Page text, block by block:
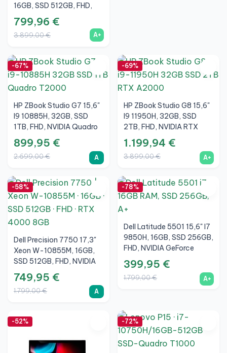
16GB, SSD 512GB, FHD,
AMD Radeon RX540 4GB,
A+
799,96 €
3.899,00 € A+
-67%
HP ZBook Studio G7 15,6"
I9 10885H, 32GB, SSD
1TB, FHD, NVIDIA Quadro
T2000 Max-Q 4GB, A
899,95 €
2.699,00 € A
-69%
HP ZBook Studio G8 15,6"
I9 11950H, 32GB, SSD
2TB, FHD, NVIDIA RTX
A2000 4GB, A+
1.199,94 €
3.899,00 € A+
-58%
Dell Precision 7750 17,3"
Xeon W-10855M, 16GB,
SSD 512GB, FHD, NVIDIA
Quadro RTX 4000 8GB, A
749,95 €
1.799,00 € A
-78%
Dell Latitude 5501 15,6" I7
9850H, 16GB, SSD 256GB,
FHD, NVIDIA GeForce
MX150 2GB, A+
399,95 €
1.799,00 € A+
-52% -72%